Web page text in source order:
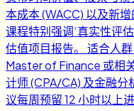
本成本 (WACC) 以及新
课程特别强调‘真实性评
估值项目报告。 适合人
Master of Finance 或相
计师 (CPA/CA) 及金融分
议每周预留 12 小时以上